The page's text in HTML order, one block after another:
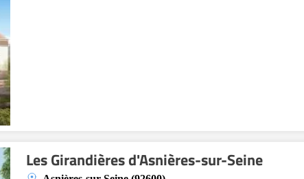
Les Girandières d'Asnières-sur-Seine